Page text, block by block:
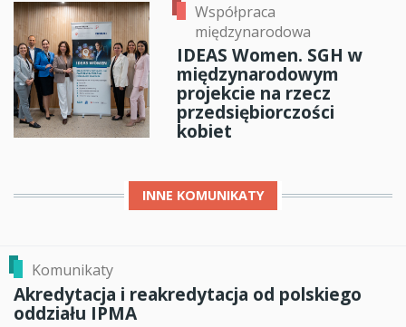
Współpraca
międzynarodowa
IDEAS Women. SGH w
międzynarodowym
projekcie na rzecz
przedsiębiorczości
kobiet
INNE KOMUNIKATY
Komunikaty
Akredytacja i reakredytacja od polskiego
oddziału IPMA